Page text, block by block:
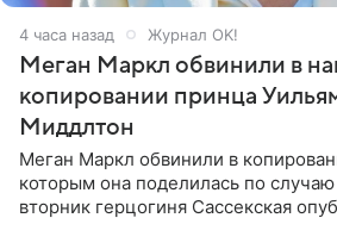
4 часа назад Журнал OK!
Меган Маркл обвинили в
копировании принца
Миддлтон
Меган Маркл обвинили в
которым она поделилась по
вторник герцогиня Сассекская